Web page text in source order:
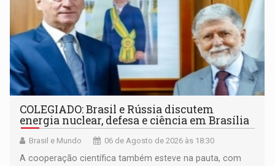
COLEGIADO: Brasil e Rússia discutem
energia nuclear, defesa e ciência em Brasília
Brasil e Mundo 06 de Agosto de 2026 às 18:30
A cooperação científica também esteve na pauta, com